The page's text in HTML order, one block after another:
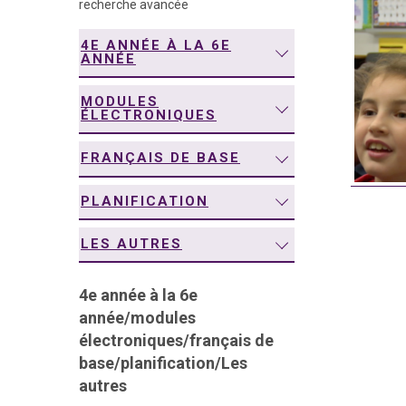
recherche avancée
4E ANNÉE À LA 6E
ANNÉE
MODULES
ÉLECTRONIQUES
FRANÇAIS DE BASE
PLANIFICATION
LES AUTRES
4e année à la 6e
année/modules
électroniques/français de
base/planification/Les
autres